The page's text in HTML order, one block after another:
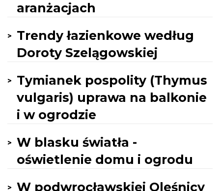
aranżacjach
Trendy łazienkowe według
Doroty Szelągowskiej
Tymianek pospolity (Thymus
vulgaris) uprawa na balkonie
i w ogrodzie
W blasku światła -
oświetlenie domu i ogrodu
W podwrocławskiej Oleśnicy